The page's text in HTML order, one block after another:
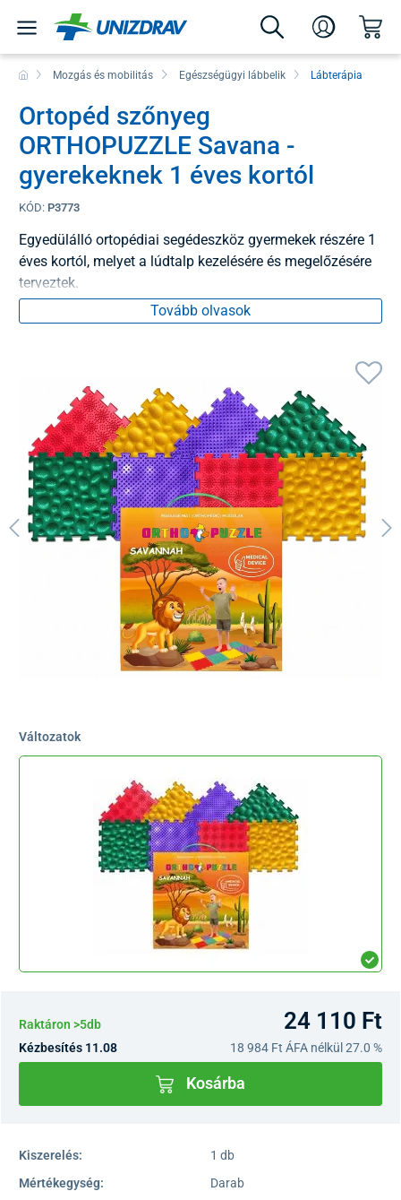
Mozgás és mobilitás Egészségügyi lábbelik Lábterápia
Ortopéd szőnyeg
ORTHOPUZZLE Savana -
gyerekeknek 1 éves kortól
KÓD: P3773
Egyedülálló ortopédiai segédeszköz gyermekek részére 1
éves kortól, melyet a lúdtalp kezelésére és megelőzésére
terveztek.
Tovább olvasok
Változatok
Raktáron >5db 24 110 Ft
Kézbesítés 11.08 18 984 Ft ÁFA nélkül 27.0 %
Kosárba
Kiszerelés:
1 db
Mértékegység:
Darab